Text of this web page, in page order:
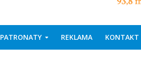
PATRONATY REKLAMA KONTAKT